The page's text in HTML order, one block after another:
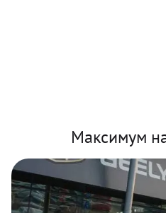
Максимум